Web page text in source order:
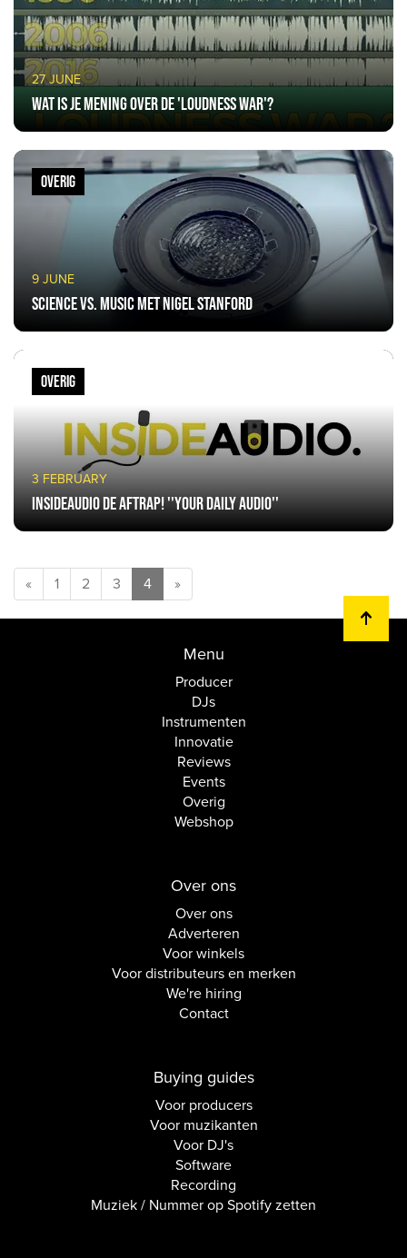
27 JUNE
Wat is je mening over de 'Loudness war'?
9 JUNE
Science Vs. Music met Nigel Stanford
OVERIG
3 FEBRUARY
Insideaudio de aftrap! ''Your daily audio''
OVERIG
« 1 2 3 4 »
Menu
Producer
DJs
Instrumenten
Innovatie
Reviews
Events
Overig
Webshop
Over ons
Over ons
Adverteren
Voor winkels
Voor distributeurs en merken
We're hiring
Contact
Buying guides
Voor producers
Voor muzikanten
Voor DJ's
Software
Recording
Muziek / Nummer op Spotify zetten